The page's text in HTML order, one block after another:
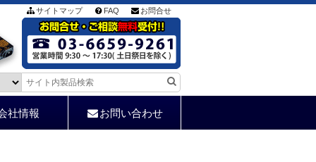
サイトマップ FAQ お問合せ
社情報 お問い合わせ